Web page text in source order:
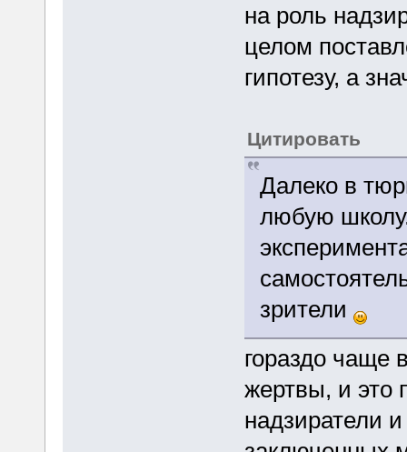
на роль
целом
гипотезу, а
Цитировать
Далеко в
любую
зрители
гораздо чаще
жертвы, и это
надзиратели